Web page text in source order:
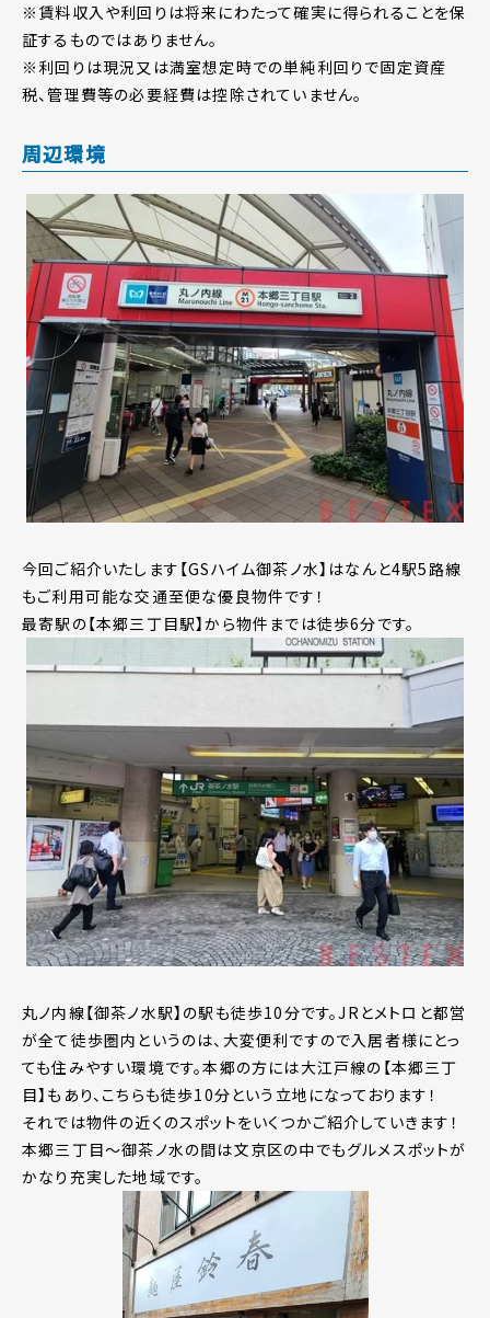
※賃料収入や利回りは将来にわたって確実に得られることを保
証するものではありません。
※利回りは現況又は満室想定時での単純利回りで固定資産
税、管理費等の必要経費は控除されていません。
周辺環境
今回ご紹介いたします【GSハイム御茶ノ水】はなんと4駅5路線
もご利用可能な交通至便な優良物件です！
最寄駅の【本郷三丁目駅】から物件までは徒歩6分です。
丸ノ内線【御茶ノ水駅】の駅も徒歩10分です。JRとメトロと都営
が全て徒歩圏内というのは、大変便利ですので入居者様にとっ
ても住みやすい環境です。本郷の方には大江戸線の【本郷三丁
目】もあり、こちらも徒歩10分という立地になっております！
それでは物件の近くのスポットをいくつかご紹介していきます！
本郷三丁目～御茶ノ水の間は文京区の中でもグルメスポットが
かなり充実した地域です。